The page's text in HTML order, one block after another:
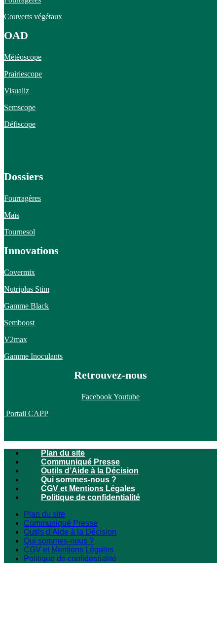
Couverts végétaux
OAD
Météoscope
Prairiescope
Visualiz
Semscope
Défiscope
Dossiers
Fourragères
Maïs
Tournesol
Innovations
Covermix
Nutriplus Stim
Gamme Black
Semboost
V2max
Gamme Inoculants
Retrouvez-nous
FacebookYoutube
Portail CAPP
Plan du site
Communiqué Presse
Outils d’Aide à la Décision
Qui sommes-nous ?
CGV et Mentions Légales
Politique de confidentialité
Plan du site
Communiqué Presse
Outils d’Aide à la Décision
Qui sommes-nous ?
CGV et Mentions Légales
Politique de confidentialité